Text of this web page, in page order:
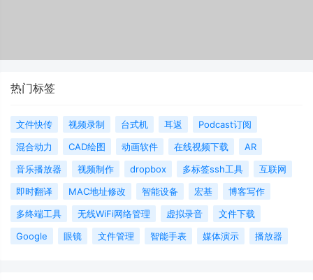
热门标签
文件快传 视频录制 台式机 耳返
Podcast订阅
混合动力
CAD绘图 动画软件 在线视频下载
AR
音乐播放器
视频制作 dropbox 多标签ssh工具
互联网
即时翻译
MAC地址修改 智能设备 宏基
博客写作
多终端工具
无线WiFi网络管理 虚拟录音
文件下载
Google
眼镜 文件管理 智能手表 媒体演示 播放器